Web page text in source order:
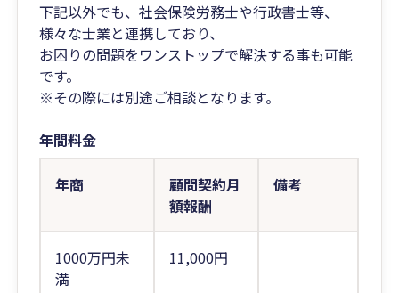
下記以外でも、社会保険労務士や行政書士等、
様々な士業と連携しており、
お困りの問題をワンストップで解決する事も可能
です。
※その際には別途ご相談となります。
年間料金
年商
顧問契約月
額報酬
備考
1000万円未
満
11,000円